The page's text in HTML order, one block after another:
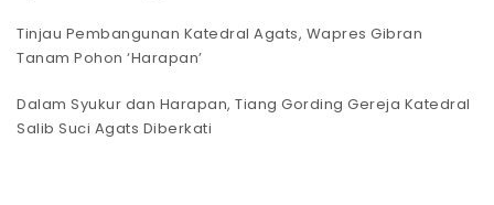
Tinjau Pembangunan Katedral Agats, Wapres Gibran
Tanam Pohon ‘Harapan’
Dalam Syukur dan Harapan, Tiang Gording Gereja Katedral
Salib Suci Agats Diberkati